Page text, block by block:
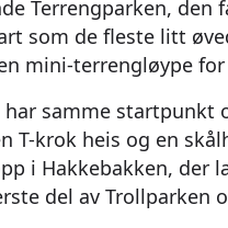
Terrengparken, den
som de fleste litt
mini-terrengløype
samme startpunkt
T-krok heis og en
i Hakkebakken, der
del av Trollparken